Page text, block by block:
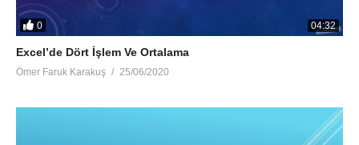
0 04:32
Excel’de Dört İşlem Ve Ortalama
Ömer Faruk Karakuş 25/06/2020